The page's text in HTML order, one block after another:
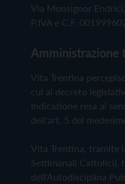
Via Monsignor
P.IVA e C.F.
Amministrazione
Vita Trentina
cui al decreto
Indicazione resa ai
dell'art. 5 del
Vita Trentina, tramite
Settimanali Cattolici),
dell'Autodisciplina